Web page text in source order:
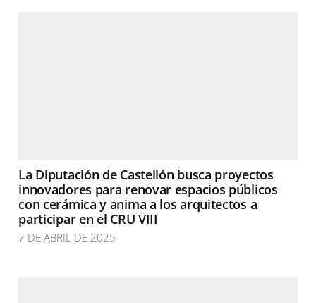
La Diputación de Castellón busca proyectos
innovadores para renovar espacios públicos
con cerámica y anima a los arquitectos a
participar en el CRU VIII
7 DE ABRIL DE 2025